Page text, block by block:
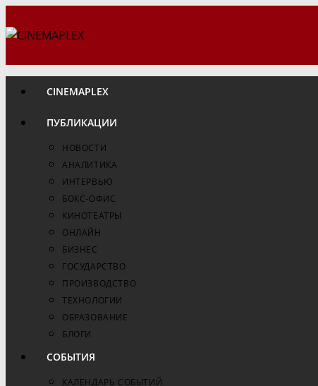
к
CINEMAPLEX
ПУБЛИКАЦИИ
НОВОСТИ
АНАЛИТИКА
ИНТЕРВЬЮ
БОКС-ОФИС
КИНОТЕАТРЫ
ОНЛАЙН
БИЗНЕС
ГОСУДАРСТВО
ПРОИЗВОДСТВО
ТЕХНОЛОГИИ
ОБРАЗОВАНИЕ
БЛОГИ
СОБЫТИЯ
КАЛЕНДАРЬ СОБЫТИЙ